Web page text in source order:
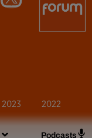
Podcasts
2023 2022